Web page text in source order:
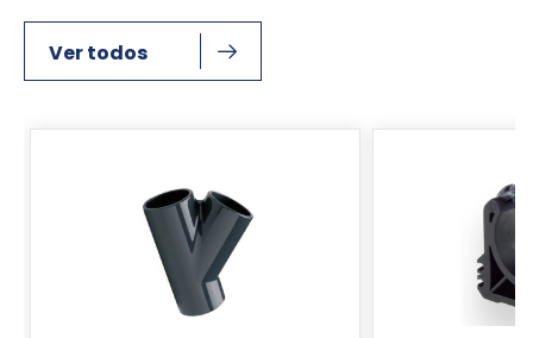
Ver todos